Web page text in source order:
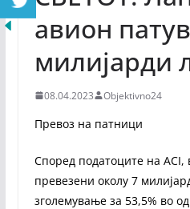
авион
милијарди
08.04.2023 Objektivno24
Превоз на патници
Според податоците на ACI,
превезени околу 7
зголемување за 53,5% во